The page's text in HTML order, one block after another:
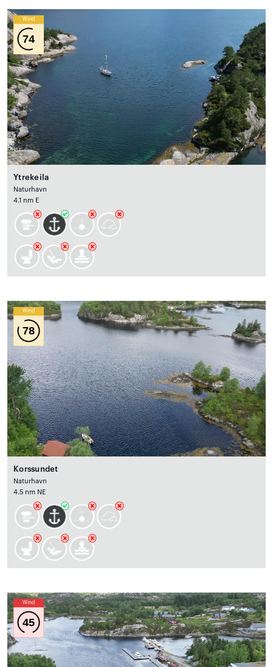
Wind
74
Ytrekeila
Naturhavn
4.1 nm E
Wind
78
Korssundet
Naturhavn
4.5 nm NE
Wind
45